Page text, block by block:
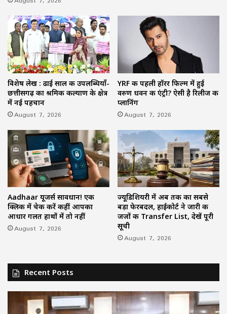
विशेष लेख : ढाई साल की उपलब्धियाँ-
छत्तीसगढ़ का श्रमिक कल्याण के क्षेत्र
में नई पहचान
August 7, 2026
YRF की पहली हॉरर फिल्म में हुई
वरुण धवन की एंट्री? ऐसी है रिलीज की
प्लानिंग
August 7, 2026
Aadhaar यूजर्स सावधान! एक
क्लिक में चेक करें कहीं आपका
आधार गलत हाथों में तो नहीं
August 7, 2026
ज्यूडिशियरी में अब तक का सबसे
बड़ा फेरबदल, हाईकोर्ट ने जारी की
जजों की Transfer List, देखें पूरी
सूची
August 7, 2026
Recent Posts